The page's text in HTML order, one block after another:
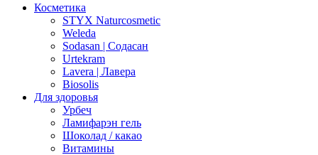
Косметика
STYX Naturcosmetic
Weleda
Sodasan | Содасан
Urtekram
Lavera | Лавера
Biosolis
Для здоровья
Урбеч
Ламифарэн гель
Шоколад / какао
Витамины